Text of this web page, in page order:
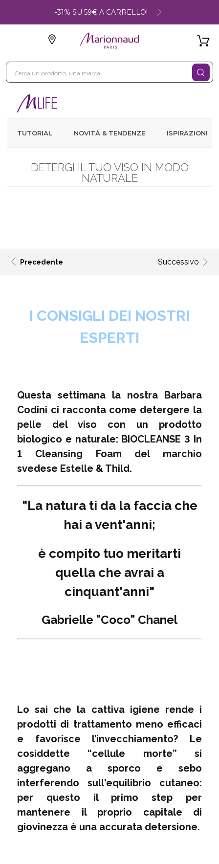
-31% SU 59€ A CARRELLO!
TUTORIAL NOVITÀ & TENDENZE ISPIRAZIONI
DETERGI IL TUO VISO IN MODO
NATURALE
Precedente Successivo
I CONSIGLI DEI NOSTRI
ESPERTI
Questa settimana la nostra Barbara
Codini ci racconta come detergere la
pelle del viso con un prodotto
biologico e naturale: BIOCLEANSE 3 In
1 Cleansing Foam del marchio
svedese Estelle & Thild.
"La natura ti da la faccia che
hai a vent'anni;
è compito tuo meritarti
quella che avrai a
cinquant'anni"
Gabrielle "Coco" Chanel
Lo sai che la cattiva igiene rende i
prodotti di trattamento meno efficaci
e favorisce l’invecchiamento? Le
cosiddette “cellule morte” si
aggregano a sporco e sebo
interferendo sull'equilibrio cutaneo:
per questo il primo step per
mantenere il proprio capitale di
giovinezza è una accurata detersione.